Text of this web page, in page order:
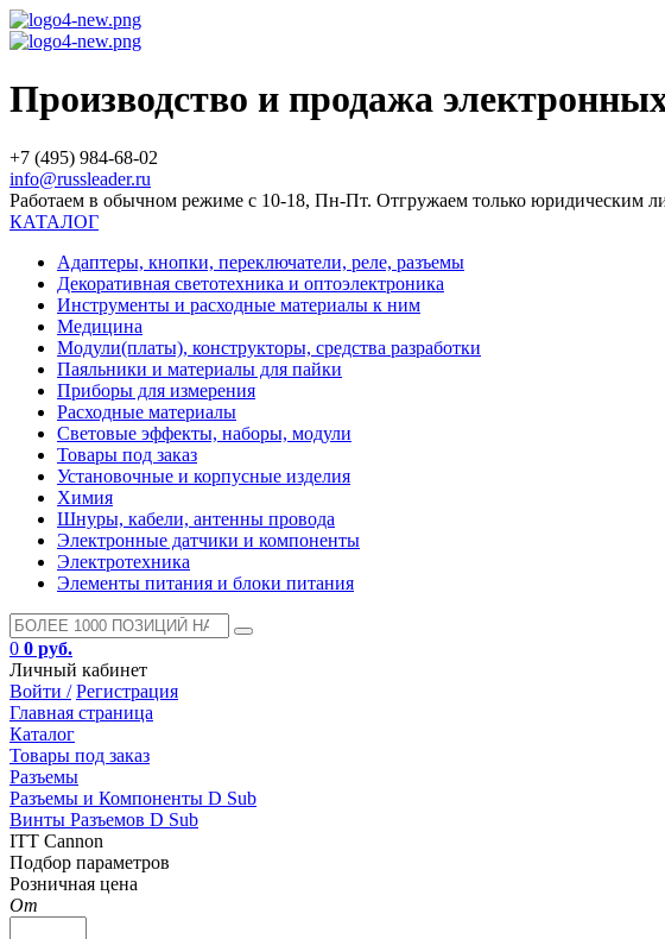
Производство и продажа
+7 (495) 984-68-02
info@russleader.ru
Работаем в обычном режиме с 10-18, Пн-Пт. Отгружаем только юридическим
КАТАЛОГ
Адаптеры, кнопки, переключатели, реле, разъемы
Декоративная светотехника и оптоэлектроника
Инструменты и расходные материалы к ним
Медицина
Модули(платы), конструкторы, средства разработки
Паяльники и материалы для пайки
Приборы для измерения
Расходные материалы
Световые эффекты, наборы, модули
Товары под заказ
Установочные и корпусные изделия
Химия
Шнуры, кабели, антенны провода
Электронные датчики и компоненты
Электротехника
Элементы питания и блоки питания
0 0 руб.
Личный кабинет
Войти / Регистрация
Главная страница
Каталог
Товары под заказ
Разъемы
Разъемы и Компоненты D Sub
Винты Разъемов D Sub
ITT Cannon
Подбор параметров
Розничная цена
От